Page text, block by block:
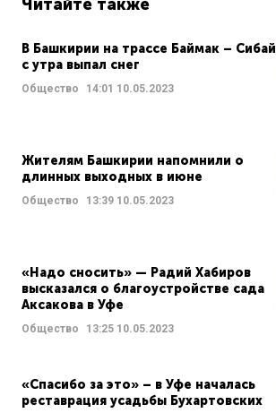
Читайте также
В Башкирии на трассе Баймак – Сибай
с утра выпал снег
Общество 14:01 10.05.2023
Жителям Башкирии напомнили о
длинных выходных в июне
Общество 13:39 10.05.2023
«Надо сносить» — Радий Хабиров
высказался о благоустройстве сада
Аксакова в Уфе
Общество 13:25 10.05.2023
«Спасибо за это» – в Уфе началась
реставрация усадьбы Бухартовских